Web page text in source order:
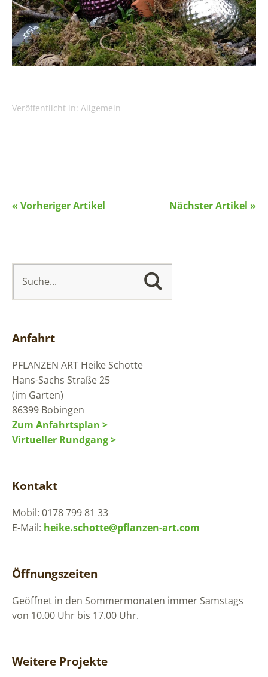
Veröffentlicht in: Allgemein
Nächster Artikel »
« Vorheriger Artikel
Anfahrt
PFLANZEN ART Heike Schotte
Hans-Sachs Straße 25
(im Garten)
86399 Bobingen
Zum Anfahrtsplan >
Virtueller Rundgang >
Kontakt
Mobil: 0178 799 81 33
E-Mail: heike.schotte@pflanzen-art.com
Öffnungszeiten
Geöffnet in den Sommermonaten immer Samstags
von 10.00 Uhr bis 17.00 Uhr.
Weitere Projekte